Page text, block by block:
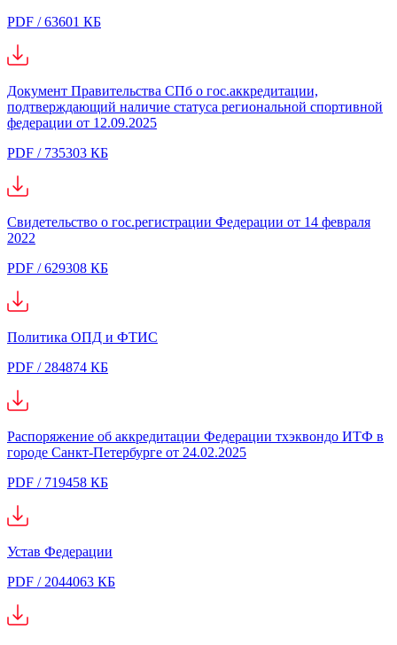
PDF / 63601 КБ
Документ Правительства СПб о гос.аккредитации,
подтверждающий наличие статуса региональной спортивной
федерации от 12.09.2025
PDF / 735303 КБ
Свидетельство о гос.регистрации Федерации от 14 февраля
2022
PDF / 629308 КБ
Политика ОПД и ФТИС
PDF / 284874 КБ
Распоряжение об аккредитации Федерации тхэквондо ИТФ в
городе Санкт-Петербурге от 24.02.2025
PDF / 719458 КБ
Устав Федерации
PDF / 2044063 КБ